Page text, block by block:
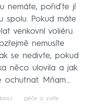
nemáte, pořiďte jí
spolu. Pokud máte
venkovní voliéru.
nemusíte
se nedivte, pokud
něco ulovila a jak
ochutnat. Mňam…
péče o zvíře